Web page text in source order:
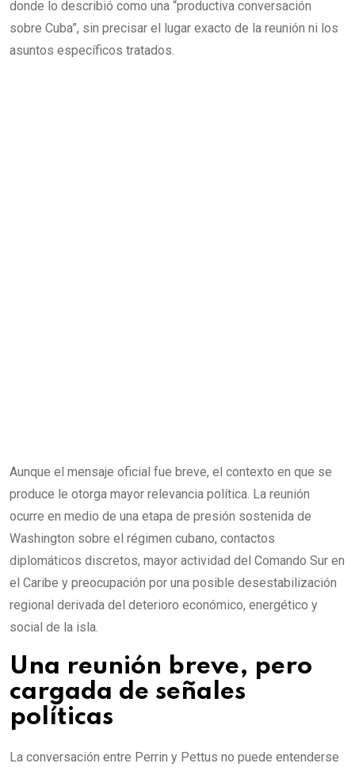
donde lo describió como una “productiva conversación
sobre Cuba”, sin precisar el lugar exacto de la reunión ni los
asuntos específicos tratados.
Aunque el mensaje oficial fue breve, el contexto en que se
produce le otorga mayor relevancia política. La reunión
ocurre en medio de una etapa de presión sostenida de
Washington sobre el régimen cubano, contactos
diplomáticos discretos, mayor actividad del Comando Sur en
el Caribe y preocupación por una posible desestabilización
regional derivada del deterioro económico, energético y
social de la isla.
Una reunión breve, pero
cargada de señales
políticas
La conversación entre Perrin y Pettus no puede entenderse